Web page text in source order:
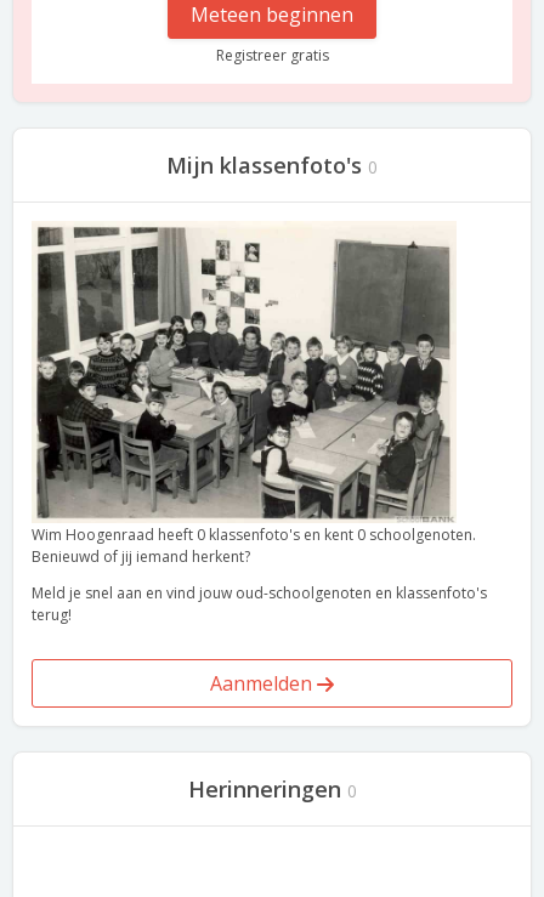
Meteen beginnen
Registreer gratis
Mijn klassenfoto's 0
Wim Hoogenraad heeft 0 klassenfoto's en kent 0 schoolgenoten.
Benieuwd of jij iemand herkent?
Meld je snel aan en vind jouw oud-schoolgenoten en klassenfoto's
terug!
Aanmelden
Herinneringen 0